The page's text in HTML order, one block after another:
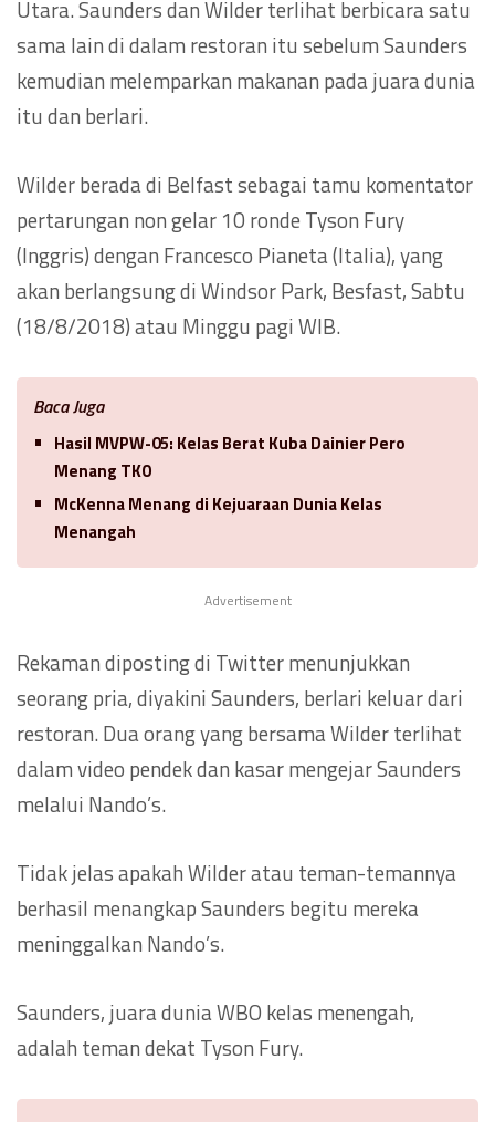
Utara. Saunders dan Wilder terlihat berbicara satu
sama lain di dalam restoran itu sebelum Saunders
kemudian melemparkan makanan pada juara dunia
itu dan berlari.
Wilder berada di Belfast sebagai tamu komentator
pertarungan non gelar 10 ronde Tyson Fury
(Inggris) dengan Francesco Pianeta (Italia), yang
akan berlangsung di Windsor Park, Besfast, Sabtu
(18/8/2018) atau Minggu pagi WIB.
Baca Juga
Hasil MVPW-05: Kelas Berat Kuba Dainier Pero
Menang TKO
McKenna Menang di Kejuaraan Dunia Kelas
Menangah
Advertisement
Rekaman diposting di Twitter menunjukkan
seorang pria, diyakini Saunders, berlari keluar dari
restoran. Dua orang yang bersama Wilder terlihat
dalam video pendek dan kasar mengejar Saunders
melalui Nando’s.
Tidak jelas apakah Wilder atau teman-temannya
berhasil menangkap Saunders begitu mereka
meninggalkan Nando’s.
Saunders, juara dunia WBO kelas menengah,
adalah teman dekat Tyson Fury.